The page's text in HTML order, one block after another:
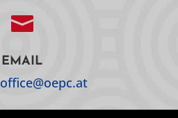

EMAIL
office@oepc.at